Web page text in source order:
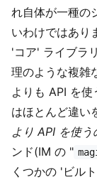
れ自体が一種の
いわけではあり
'コア' ライブラ
理のような複雑
よりも API を
はほとんど違い
より API を使う
ンド(IM の "
くつかの 'ビル